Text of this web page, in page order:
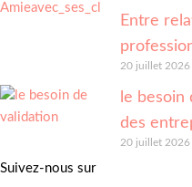
Entre
20 juillet 2026
le
des
20 juillet 2026
Suivez-nous sur